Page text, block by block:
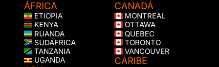
ÁFRICA
ETIOPIA
KENYA
RUANDA
SUDÁFRICA
TANZANIA
UGANDA
CANADÁ
MONTREAL
OTTAWA
QUEBEC
TORONTO
VANCOUVER
CARIBE